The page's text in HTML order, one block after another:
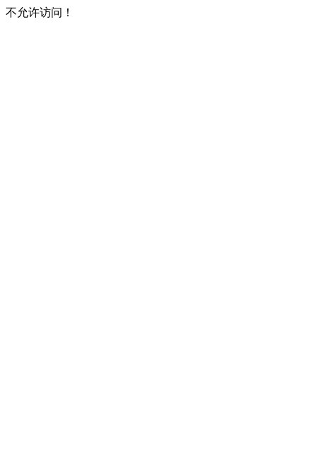
不允许访问！